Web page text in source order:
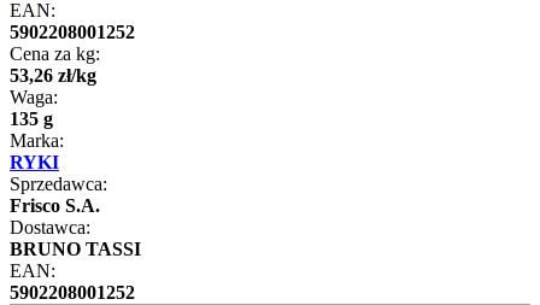
EAN:
5902208001252
Cena za kg:
53,26 zł/kg
Waga:
135 g
Marka:
RYKI
Sprzedawca:
Frisco S.A.
Dostawca:
BRUNO TASSI
EAN:
5902208001252